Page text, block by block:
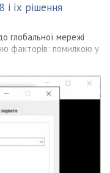
їх рішення
глобальної мережі
факторів: помилкою у